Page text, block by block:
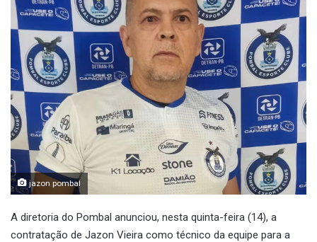
mail
jazon pombal
A diretoria do Pombal anunciou, nesta quinta-feira (14), a
contratação de Jazon Vieira como técnico da equipe para a